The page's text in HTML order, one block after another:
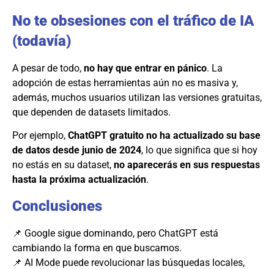
No te obsesiones con el tráfico de IA
(todavía)
A pesar de todo, no hay que entrar en pánico. La
adopción de estas herramientas aún no es masiva y,
además, muchos usuarios utilizan las versiones gratuitas,
que dependen de datasets limitados.
Por ejemplo, ChatGPT gratuito no ha actualizado su base
de datos desde junio de 2024, lo que significa que si hoy
no estás en su dataset, no aparecerás en sus respuestas
hasta la próxima actualización.
Conclusiones
📌 Google sigue dominando, pero ChatGPT está
cambiando la forma en que buscamos.
📌 AI Mode puede revolucionar las búsquedas locales,